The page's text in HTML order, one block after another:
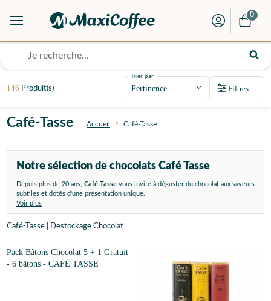
0
Café-Tasse Accueil Café-Tasse
Notre sélection de chocolats Café Tasse
Depuis plus de 20 ans, Café-Tasse vous invite à déguster du chocolat aux saveurs
subtiles et dotés d'une présentation unique.
Voir plus
146 Produit(s)
Trier par
Filtres
Café-Tasse | Destockage Chocolat
Pack Bâtons Chocolat 5 + 1 Gratuit
- 6 bâtons - CAFÉ TASSE